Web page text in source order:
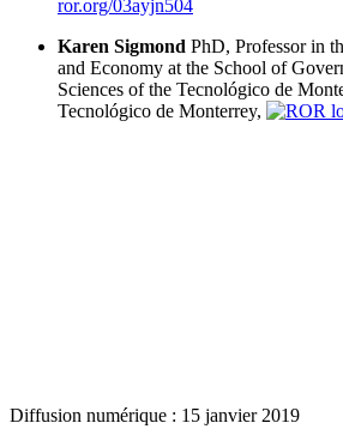
ror.org/03ayjn504
Karen Sigmond PhD, Professor in
and Economy at the School of
Sciences of the Tecnológico de
Tecnológico de Monterrey,
Diffusion numérique : 15 janvier 2019